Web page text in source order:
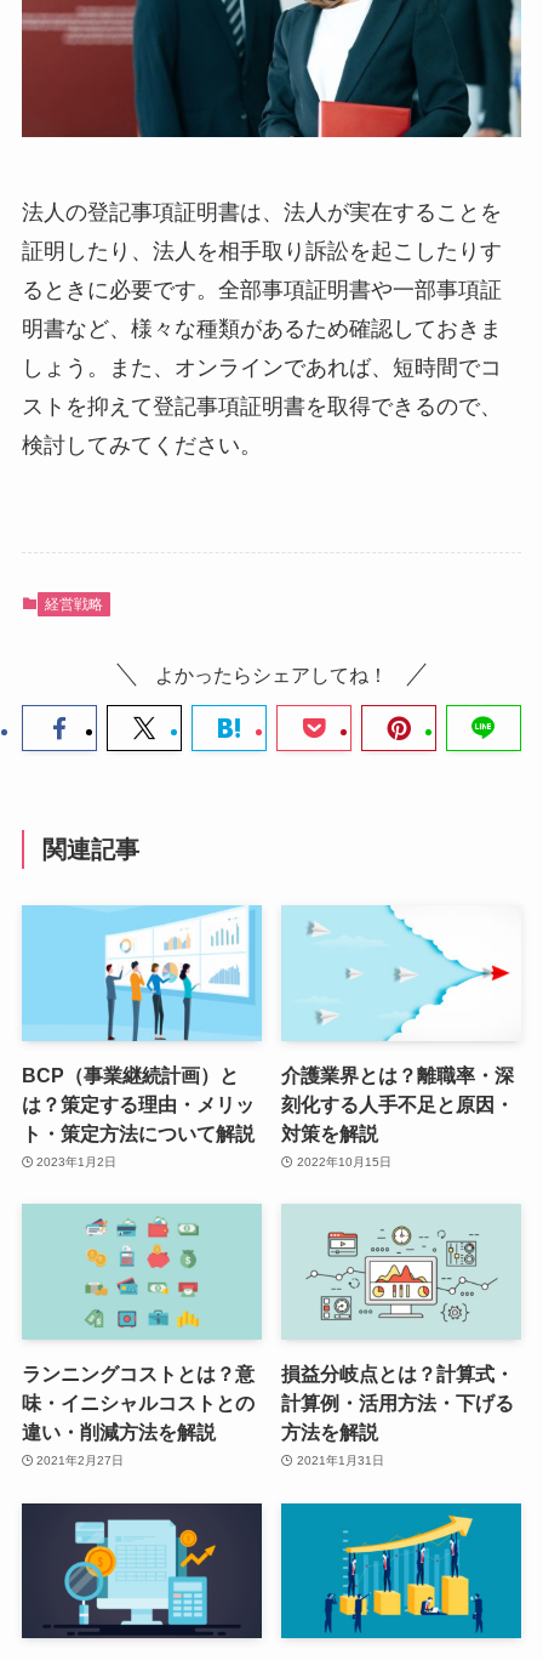
法人の登記事項証明書は、法人が実在することを
証明したり、法人を相手取り訴訟を起こしたりす
るときに必要です。全部事項証明書や一部事項証
明書など、様々な種類があるため確認しておきま
しょう。また、オンラインであれば、短時間でコ
ストを抑えて登記事項証明書を取得できるので、
検討してみてください。
経営戦略
よかったらシェアしてね！
関連記事
BCP（事業継続計画）と
は？策定する理由・メリッ
ト・策定方法について解説
2023年1月2日
介護業界とは？離職率・深
刻化する人手不足と原因・
対策を解説
2022年10月15日
ランニングコストとは？意
味・イニシャルコストとの
違い・削減方法を解説
2021年2月27日
損益分岐点とは？計算式・
計算例・活用方法・下げる
方法を解説
2021年1月31日